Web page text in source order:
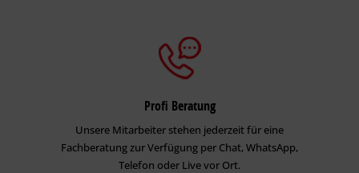
Profi Beratung
Unsere Mitarbeiter stehen jederzeit für eine
Fachberatung zur Verfügung per Chat, WhatsApp,
Telefon oder Live vor Ort.